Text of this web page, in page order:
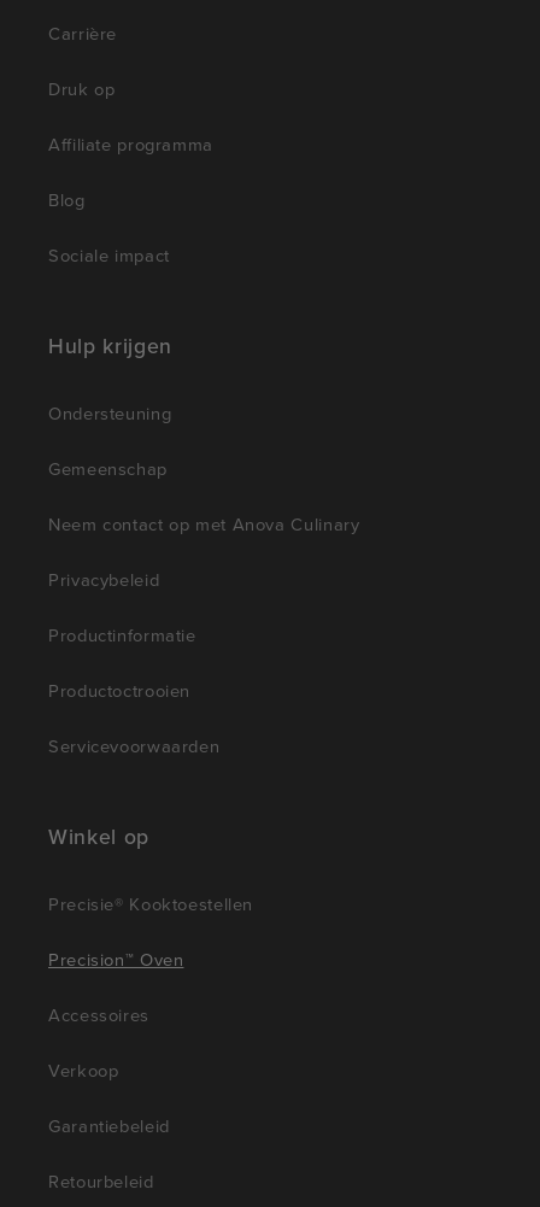
Carrière
Druk op
Affiliate programma
Blog
Sociale impact
Hulp krijgen
Ondersteuning
Gemeenschap
Neem contact op met Anova Culinary
Privacybeleid
Productinformatie
Productoctrooien
Servicevoorwaarden
Winkel op
Precisie® Kooktoestellen
Precision™ Oven
Accessoires
Verkoop
Garantiebeleid
Retourbeleid